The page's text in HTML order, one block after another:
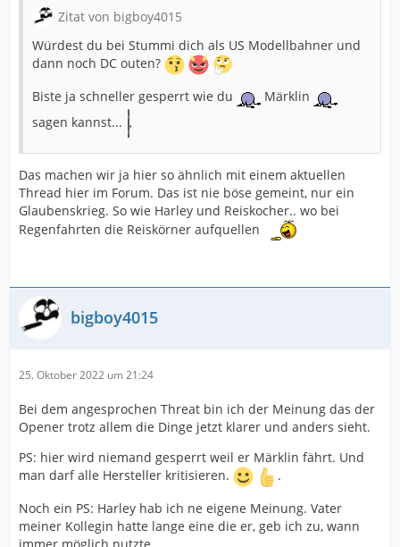
Zitat von bigboy4015
Würdest du bei Stummi dich als US Modellbahner und
dann noch DC outen?
Biste ja schneller gesperrt wie du
Märklin
sagen kannst...
Das machen wir ja hier so ähnlich mit einem aktuellen
Thread hier im Forum. Das ist nie böse gemeint, nur ein
Glaubenskrieg. So wie Harley und Reiskocher.. wo bei
Regenfahrten die Reiskörner aufquellen
bigboy4015
25. Oktober 2022 um 21:24
Bei dem angesprochen Threat bin ich der Meinung das der
Opener trotz allem die Dinge jetzt klarer und anders sieht.
PS: hier wird niemand gesperrt weil er Märklin fährt. Und
man darf alle Hersteller kritisieren.
.
Noch ein PS: Harley hab ich ne eigene Meinung. Vater
meiner Kollegin hatte lange eine die er, geb ich zu, wann
immer möglich nutzte.